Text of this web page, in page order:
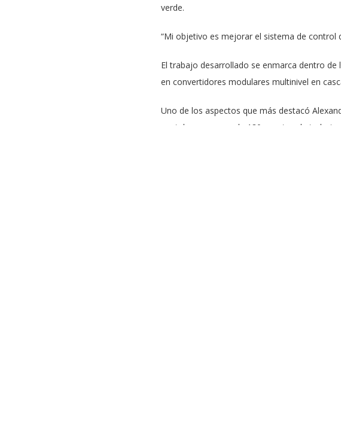
verde.
“Mi objetivo es mejorar el sistema de control
El trabajo desarrollado se enmarca dentro
en convertidores modulares multinivel en
Uno de los aspectos que más destacó
contaba con cerca de 180 puestos de